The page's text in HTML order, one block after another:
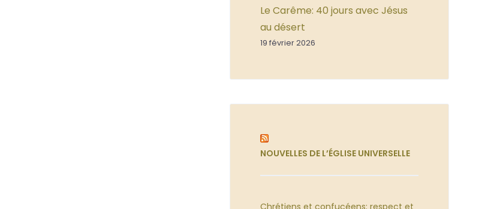
Le Carême: 40 jours avec Jésus
au désert
19 février 2026
NOUVELLES DE L’ÉGLISE UNIVERSELLE
Chrétiens et confucéens: respect et